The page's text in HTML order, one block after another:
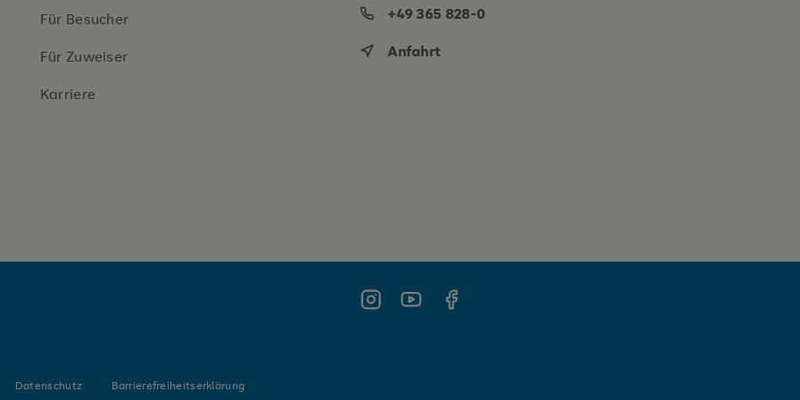
Für Besucher
Für Zuweiser
Karriere
+49 365 828-0
Anfahrt
InstagramYoutubeFacebook
Datenschutz Barrierefreiheitserklärung